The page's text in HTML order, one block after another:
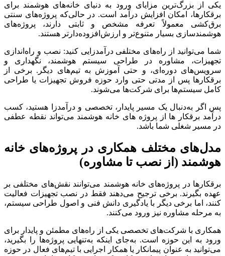
یکی از بزرگ‌ترین مزایای ورود به دنیای خانه‌های هوشمند برای
برقکارها،
امکان افزایشدرآمد است. در حالی‌که پروژه‌های سنتی
برق‌کشی معمولاً تعرفه مشخص وثابتی دارند، پروژه‌های
هوشمندسازی بسیار متنوع‌تر و ارزش‌افزوده‌دارتر هستند.
شما می‌توانید از راه‌های مختلفیدرآمدزاییکنید: نصب و راه‌اندازی
تجهیزات، مشاورهدر طراحی سیستم هوشمند، نگهداری و
سرویس‌هایدوره‌ای، و حتی آموزش بهتیم‌های دیگر. برخی
از
برقکارها پس از مدتی حتی وارد حوزه فروش تجهیزات یا طراحی
کامل سیستم‌ها برای شرکت‌ها می‌شوند.
پس اگر به‌دنبال یک مسیر پایدار،تخصصی ودرآمدزا هستید، کسب
درآمد برقکار ها از پروژه های خانه هوشمند می‌تواند نقطه عطفی
در مسیر شغلی شما باشد.
مدل‌های مختلف همکاریدر پروژه‌های خانه
هوشمند ( از نصب تا مشاوره)
برقکارهادر پروژه‌های خانههوشمند می‌توانند نقش‌های مختلفی بر
عهده بگیرند. برخی ترجیح می‌دهند فقط در نصبتجهیزات فعالیت
کنند، اما برخیدیگر با یادگیری دانش فنی و اصول طراحی سیستم،
به مرحله مشاوره نیز ورود می‌کنند.
همکاری با شرکت‌هایتخصصی یکی از راه‌های مطمئن و پایدار برای
ورود به این حوزه است. به‌جای اینکه به‌تنهایی پروژه‌ها را بگیرید،
می‌توانید به عنوان پیمانکار یاهمکار اجرایی باتیم‌های فعال در حوزه